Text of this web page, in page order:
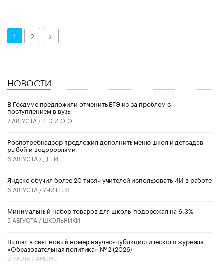
1 2 Далее
НОВОСТИ
В Госдуме предложили отменить ЕГЭ из-за проблем с
поступлением в вузы
7 АВГУСТА / ЕГЭ И ОГЭ
Роспотребнадзор предложил дополнить меню школ и детсадов
рыбой и водорослями
6 АВГУСТА / ДЕТИ
​Яндекс обучил более 20 тысяч учителей использовать ИИ в работе
6 АВГУСТА /УЧИТЕЛЯ
Минимальный набор товаров для школы подорожал на 6,3%
5 АВГУСТА / ШКОЛЬНИКИ
Вышел в свет новый номер научно-публицистического журнала
«Образовательная политика» № 2 (2026)
3 ИЮЛЯ / АНОНС